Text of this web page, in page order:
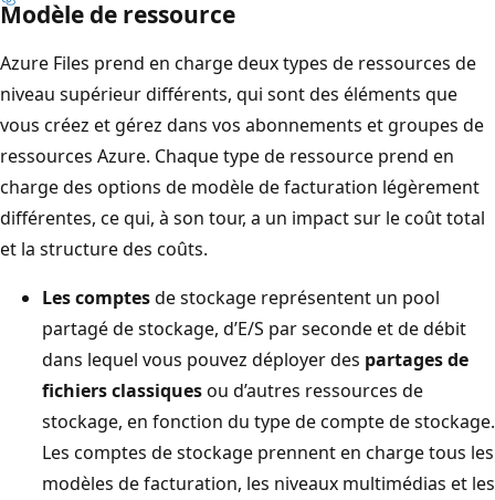
Modèle de ressource
Azure Files prend en charge deux types de ressources de
niveau supérieur différents, qui sont des éléments que
vous créez et gérez dans vos abonnements et groupes de
ressources Azure. Chaque type de ressource prend en
charge des options de modèle de facturation légèrement
différentes, ce qui, à son tour, a un impact sur le coût total
et la structure des coûts.
Les comptesde stockage représentent un pool
partagé de stockage, d’E/S par seconde et de débit
dans lequel vous pouvez déployer des partages de
fichiers classiquesou d’autres ressources de
stockage, en fonction du type de compte de stockage.
Les comptes de stockage prennent en charge tous les
modèles de facturation, les niveaux multimédias et les